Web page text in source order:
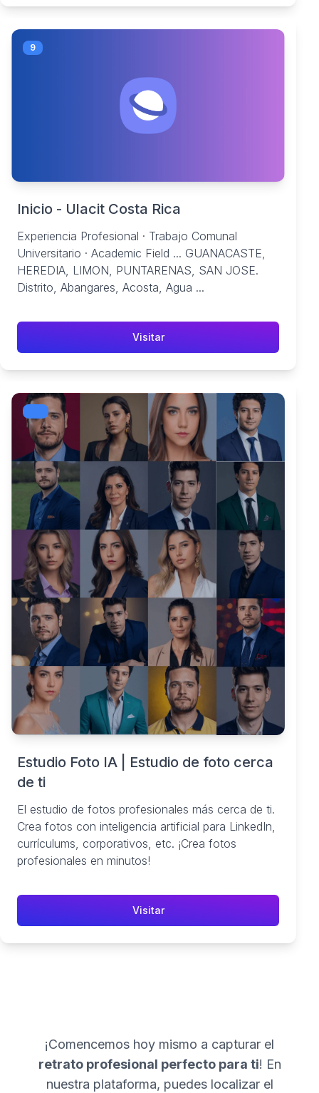
9
Inicio - Ulacit Costa Rica
Experiencia Profesional · Trabajo Comunal
Universitario · Academic Field ... GUANACASTE,
HEREDIA, LIMON, PUNTARENAS, SAN JOSE.
Distrito, Abangares, Acosta, Agua ...
Visitar
Estudio Foto IA | Estudio de foto cerca
de ti
El estudio de fotos profesionales más cerca de ti.
Crea fotos con inteligencia artificial para LinkedIn,
currículums, corporativos, etc. ¡Crea fotos
profesionales en minutos!
Visitar
¡Comencemos hoy mismo a capturar el
retrato profesional perfecto para ti! En
nuestra plataforma, puedes localizar el